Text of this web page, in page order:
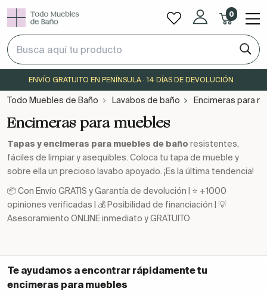
0
ENVÍO GRATUITO EN PENÍNSULA · 14 DÍAS DE DEVOLUCIÓN
Todo Muebles de Baño Lavabos de baño Encimeras para
Encimeras para muebles
Tapas y encimeras para muebles de baño resistentes,
fáciles de limpiar y asequibles. Coloca tu tapa de mueble y
sobre ella un precioso lavabo apoyado. ¡Es la última tendencia!
📦 Con Envío GRATIS y Garantía de devolución | ⭐ +1000
opiniones verificadas | 💰 Posibilidad de financiación | 💡
Asesoramiento ONLINE inmediato y GRATUITO
Te ayudamos a encontrar rápidamente tu
encimeras para muebles